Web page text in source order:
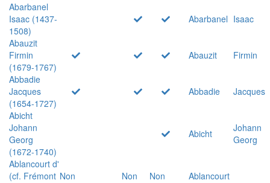
Abarbanel
Isaac (1437-
1508)
Abarbanel Isaac
Abauzit
Firmin
(1679-1767)
Abauzit
Firmin
Abbadie
Jacques
(1654-1727)
Abbadie
Jacques
Abicht
Johann
Georg
(1672-1740)
Abicht
Johann
Georg
Ablancourt d'
(cf. Frémont Non Non Non
Ablancourt